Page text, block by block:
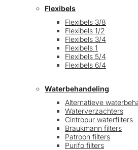
Flexibels
Flexibels 3/8
Flexibels 1/2
Flexibels 3/4
Flexibels 1
Flexibels 5/4
Flexibels 6/4
Waterbehandeling
Alternatieve
Waterverzachters
Cintropur waterfilters
Braukmann filters
Patroon filters
Purifo filters